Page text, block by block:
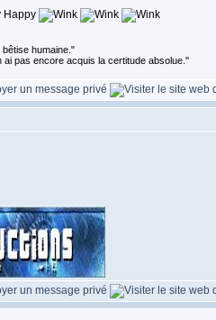
humaine."
ai pas encore acquis la certitude absolue.''